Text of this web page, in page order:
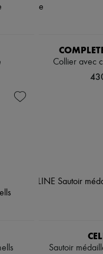
Collier avec
Sautoir